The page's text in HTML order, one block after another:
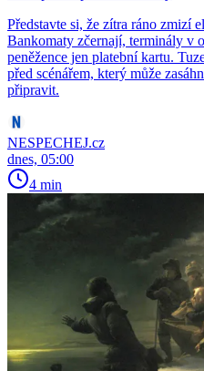
Představte si, že zítra ráno zmizí
Bankomaty zčernají, terminály v
peněžence jen platební kartu.
před scénářem, který může
připravit.
NESPECHEJ.cz
dnes, 05:00
4 min